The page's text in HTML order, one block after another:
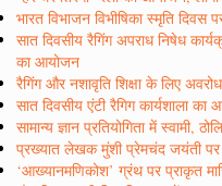
भारत विभाजन विभीषिका स्मृति दिवस
सात दिवसीय रैगिंग अपराध निषेध
का आयोजन
रैगिंग और नशावृति शिक्षा के लिए
सात दिवसीय एंटी रैगिग कार्यशाला का
सामान्य ज्ञान प्रतियोगिता में स्वामी,
प्रख्यात लेखक मुंशी प्रेमचंद जयंती पर
‘आख्यानमणिकोश’ ग्रंथ पर प्राकृत